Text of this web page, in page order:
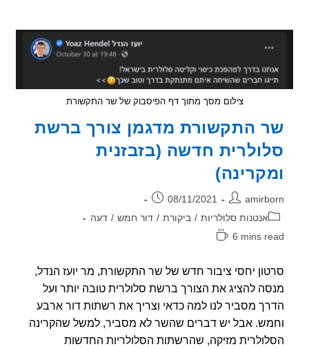
צילום מסך מתוך דף הפיסבוק של שר התקשורת
התקשורת מדגמן צורך ברשת
חדשה (בזבזנית
פורסם:
08/11/2021
אנטנות סלולריות / ביקורת / דור חמש / דעה
6 mins
יחסי ציבור חדש של שר התקשורת, מר יועז הנדל,
להציג את הצורך ברשת סלולרית טובה יותר ועל
מסביר לנו למה כדאי וצריך את רשתות דור ארבע
אבל יש דברים שהשר לא מסביר, למשל שהקרינה
מזיקה, שהרשתות הסלולריות החדשות